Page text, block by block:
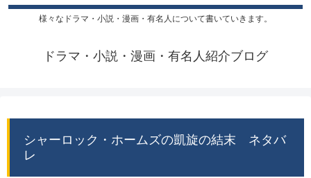
様々なドラマ・小説・漫画・有名人について書いていきます。
ドラマ・小説・漫画・有名人紹介ブログ
シャーロック・ホームズの凱旋の結末 ネタバ
レ